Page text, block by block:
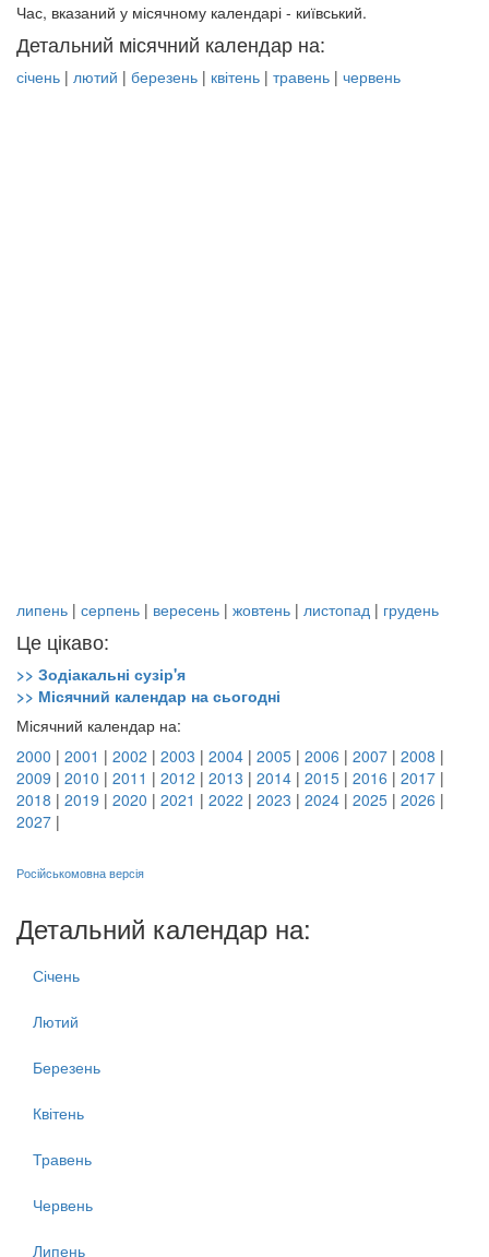
Час, вказаний у місячному календарі - київський.
Детальний місячний календар на:
січень | лютий | березень | квітень | травень | червень
липень | серпень | вересень | жовтень | листопад | грудень
Це цікаво:
>> Зодіакальні сузір'я
>> Місячний календар на сьогодні
Місячний календар на:
2000 | 2001 | 2002 | 2003 | 2004 | 2005 | 2006 | 2007 | 2008 |
2009 | 2010 | 2011 | 2012 | 2013 | 2014 | 2015 | 2016 | 2017 |
2018 | 2019 | 2020 | 2021 | 2022 | 2023 | 2024 | 2025 | 2026 |
2027 |
Російськомовна версія
Детальний календар на:
Січень
Лютий
Березень
Квітень
Травень
Червень
Липень